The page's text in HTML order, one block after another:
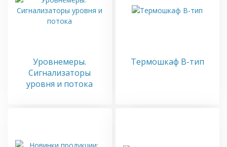
Уровнемеры.
Сигнализаторы
уровня и потока
Термошкаф B-тип